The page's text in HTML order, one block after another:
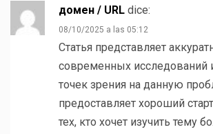
домен / URL dice:
08/10/2025 a las 05:12
Статья представляет
современных исследований
точек зрения на данную
предоставляет хороший
тех, кто хочет изучить тему